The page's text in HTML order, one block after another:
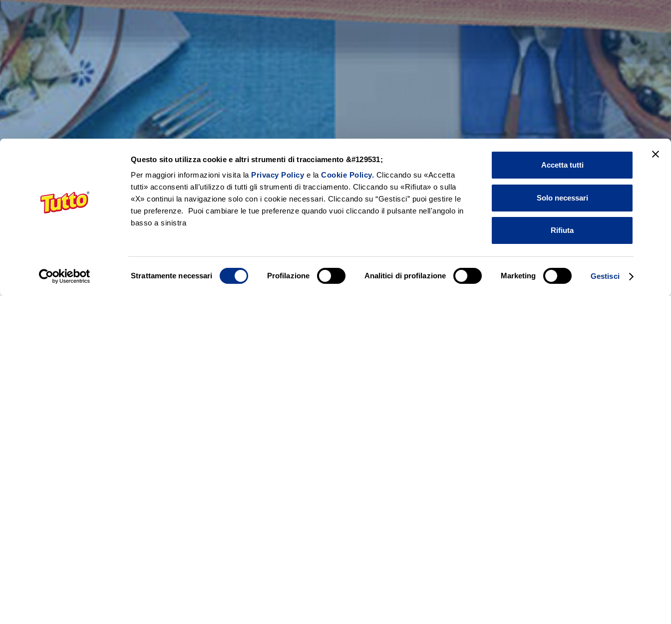
Questo sito utilizza cookie e altri strumenti di tracciamento &#129531;
Per maggiori informazioni visita la Privacy Policye laCookie Policy. Cliccando su «Accetta
tutti» acconsenti all’utilizzo di tutti gli strumenti di tracciamento. Cliccando su «Rifiuta» o sulla
«X» continui la navigazione solo con i cookie necessari. Cliccando su “Gestisci” puoi gestire le
tue preferenze. Puoi cambiare le tue preferenze quando vuoi cliccando il pulsante nell'angolo in
basso a sinistra
Strattamente necessari Profilazione Analitici di profilazione Marketing Gestisci
Accetta tutti
Solo necessari
Rifiuta